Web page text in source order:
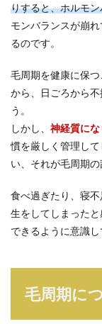
りすると、ホルモ
モンバランスが崩
るのです。
毛周期を健康に保
から、日ごろから
う。
しかし、 神経質に
慣を厳しく管理し
い、それが毛周期
食べ過ぎたり、寝
生をしてしまった
できるように意識し
毛周期に